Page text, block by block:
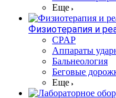
Еще
Физиотерапия и
CPAP
Аппараты
Бальнеология
Беговые
Еще